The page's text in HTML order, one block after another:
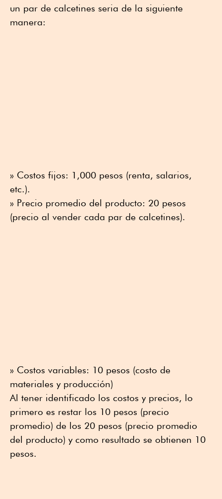
un par de calcetines seria de la siguiente
manera:
» Costos fijos: 1,000 pesos (renta, salarios,
etc.).
» Precio promedio del producto: 20 pesos
(precio al vender cada par de calcetines).
» Costos variables: 10 pesos (costo de
materiales y producción)
Al tener identificado los costos y precios, lo
primero es restar los 10 pesos (precio
promedio) de los 20 pesos (precio promedio
del producto) y como resultado se obtienen 10
pesos.